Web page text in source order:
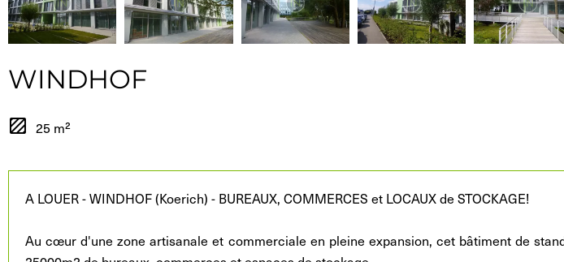
WINDHOF
25 m²
A LOUER - WINDHOF (Koerich) - BUREAUX, COMMERCES et LOCAUX de STOCKAGE!
Au cœur d'une zone artisanale et commerciale en pleine expansion, cet bâtiment de